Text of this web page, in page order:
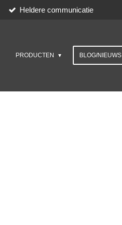
Heldere communicatie
PRODUCTEN BLOG/NIEUWS